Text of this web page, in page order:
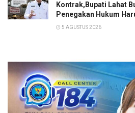
Kontrak,Bupati Lahat
Penegakan Hukum
5 AGUSTUS 2026